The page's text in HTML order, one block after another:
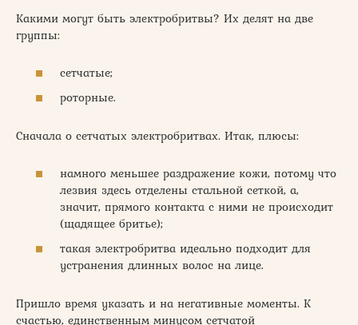
Какими могут быть электробритвы? Их делят на две
группы:
сетчатые;
роторные.
Сначала о сетчатых электробритвах. Итак, плюсы:
намного меньшее раздражение кожи, потому что
лезвия здесь отделены стальной сеткой, а,
значит, прямого контакта с ними не происходит
(щадящее бритье);
такая электробритва идеально подходит для
устранения длинных волос на лице.
Пришло время указать и на негативные моменты. К
счастью, единственным минусом сетчатой